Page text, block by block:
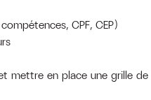
CPF, CEP)
mettre en place une grille de